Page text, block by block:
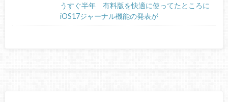
うすぐ半年 有料版を快適に使ってたところに
iOS17ジャーナル機能の発表が